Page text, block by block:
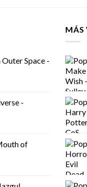
Space -
-
of
MÁS